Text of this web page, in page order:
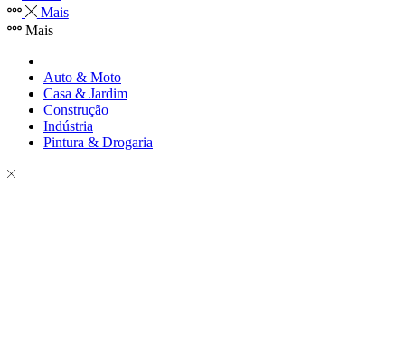
Mais
Mais
Auto & Moto
Casa & Jardim
Construção
Indústria
Pintura & Drogaria